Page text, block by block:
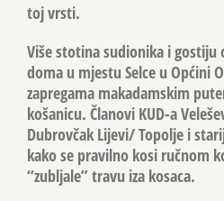
toj vrsti.
Više stotina sudionika i gostiju
doma u mjestu Selce u Općini
zapregama makadamskim
košanicu. Članovi KUD-a
Dubrovčak Lijevi/ Topolje i
kako se pravilno kosi ručnom
“zubljale” travu iza kosaca.